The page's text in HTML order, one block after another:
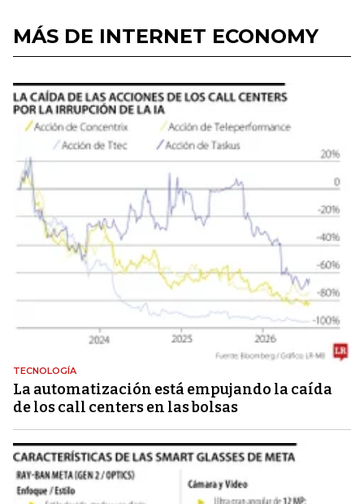
MÁS DE INTERNET ECONOMY
TECNOLOGÍA
La automatización está empujando la caída
de los call centers en las bolsas